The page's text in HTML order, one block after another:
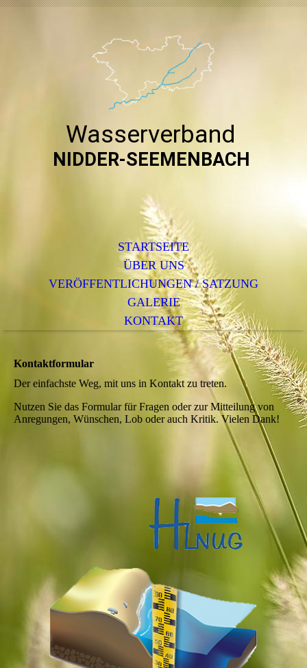
Wasserverband
NIDDER-SEEMENBACH
STARTSEITE
ÜBER UNS
VERÖFFENTLICHUNGEN / SATZUNG
GALERIE
KONTAKT
Kontaktformular
Der einfachste Weg, mit uns in Kontakt zu treten.
Nutzen Sie das Formular für Fragen oder zur Mitteilung von
Anregungen, Wünschen, Lob oder auch Kritik. Vielen Dank!